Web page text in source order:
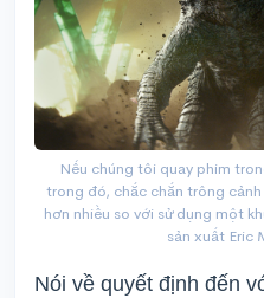
Nếu chúng tôi quay phim
trong đó, chắc chắn trông
hơn nhiều so với sử dụng một
sản xuất Eric
Nói về quyết định đến